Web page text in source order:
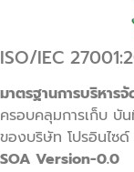
ISO/IEC
มาตรฐานการบริหาร
ครอบคลุมการเก็บ บั
ของบริษัท โปรอินไซ
SOA Version-0.0